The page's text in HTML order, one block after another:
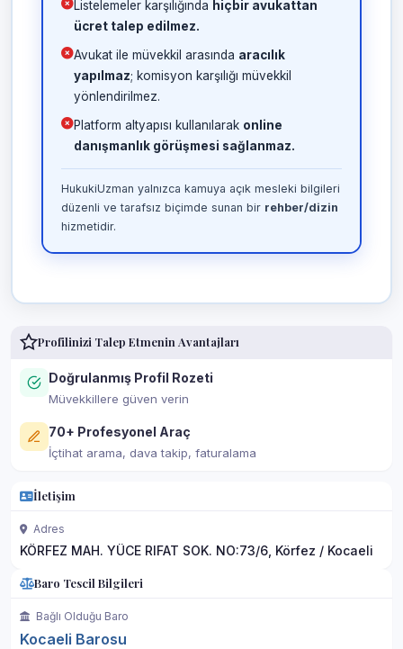
Listelemeler karşılığında hiçbir avukattan
ücret talep edilmez.
Avukat ile müvekkil arasında aracılık
yapılmaz; komisyon karşılığı müvekkil
yönlendirilmez.
Platform altyapısı kullanılarak online
danışmanlık görüşmesi sağlanmaz.
HukukiUzman yalnızca kamuya açık mesleki bilgileri
düzenli ve tarafsız biçimde sunan bir rehber/dizin
hizmetidir.
Profilinizi Talep Etmenin Avantajları
Doğrulanmış Profil Rozeti
Müvekkillere güven verin
70+ Profesyonel Araç
İçtihat arama, dava takip, faturalama
İletişim
Adres
KÖRFEZ MAH. YÜCE RIFAT SOK. NO:73/6, Körfez / Kocaeli
Baro Tescil Bilgileri
Bağlı Olduğu Baro
Kocaeli Barosu